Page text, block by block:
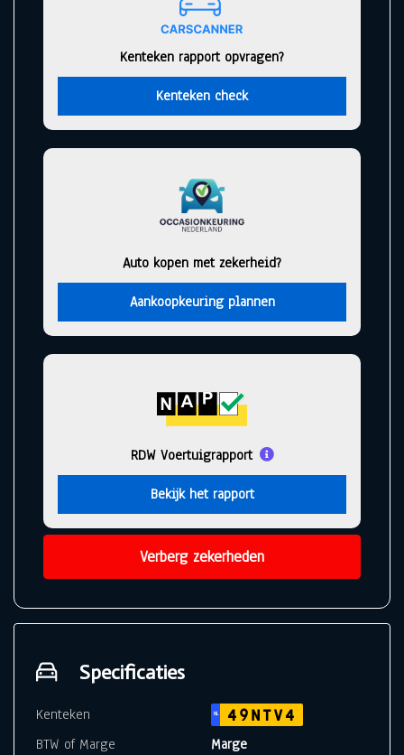
Kenteken rapport opvragen?
Kenteken check
Auto kopen met zekerheid?
Aankoopkeuring plannen
RDW Voertuigrapport
Bekijk het rapport
Verberg zekerheden
Specificaties
Kenteken NL
49NTV4
BTW of Marge
Marge